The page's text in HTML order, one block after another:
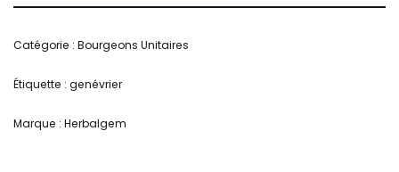
Catégorie : Bourgeons Unitaires
Étiquette : genévrier
Marque : Herbalgem